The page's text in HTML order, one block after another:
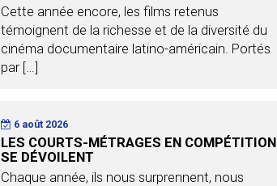
Cette année encore, les films retenus
témoignent de la richesse et de la diversité du
cinéma documentaire latino-américain. Portés
par […]
6 août 2026
LES COURTS-MÉTRAGES EN COMPÉTITION
SE DÉVOILENT
Chaque année, ils nous surprennent, nous